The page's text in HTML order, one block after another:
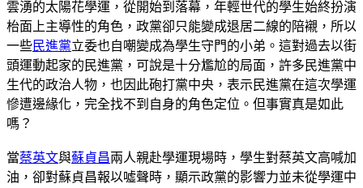
雲湧的太陽花學運，從開始到落幕，年輕世代的學生始終扮演
枱面上主導性的角色，政黨卻只能變成退居二線的陪襯，所以
一些民進黨立委也自嘲變成為學生守門的小弟。這對過去以街
頭運動起家的民進黨，可說是十分尷尬的局面，許多民進黨中
生代的政治人物，也因此砲打黨中央，表示民進黨在這次學運
慘遭邊緣化，完全找不到自身的角色定位。但事實真是如此
嗎？
當蔡英文與蘇貞昌兩人親赴學運現場時，學生對蔡英文高喊加
油，卻對蘇貞昌報以噓聲時，顯示政黨的影響力並未從學運中